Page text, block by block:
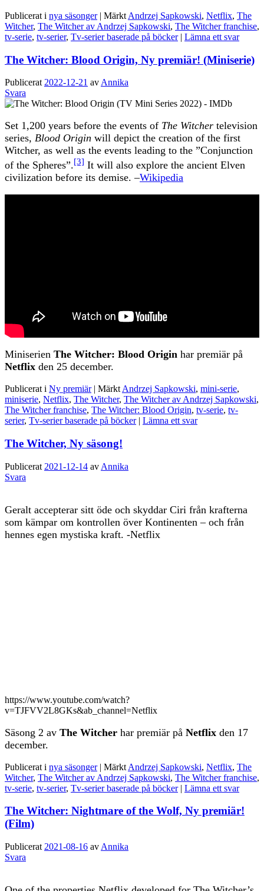
Publicerat i nya säsonger | Märkt Andrzej Sapkowski, Netflix, The
Witcher, The Witcher av Andrzej Sapkowski, The Witcher franchise,
tv-serie, tv-serier, Tv-serier baserade på böcker | Lämna ett svar
The Witcher: Blood Origin, Ny premiär! (Miniserie)
Publicerat 2022-12-21 av Annika
Svara
Set 1,200 years before the events of The Witcher television
series, Blood Origin will depict the creation of the first
Witcher, as well as the events leading to the ”Conjunction
of the Spheres”.[3] It will also explore the ancient Elven
civilization before its demise. –Wikipedia
Miniserien The Witcher: Blood Origin har premiär på
Netflix den 25 december.
Publicerat i Ny premiär | Märkt Andrzej Sapkowski, mini-serie,
miniserie, Netflix, The Witcher, The Witcher av Andrzej Sapkowski,
The Witcher franchise, The Witcher: Blood Origin, tv-serie, tv-
serier, Tv-serier baserade på böcker | Lämna ett svar
The Witcher, Ny säsong!
Publicerat 2021-12-14 av Annika
Svara
Geralt accepterar sitt öde och skyddar Ciri från krafterna
som kämpar om kontrollen över Kontinenten – och från
hennes egen mystiska kraft. -Netflix
https://www.youtube.com/watch?
v=TJFVV2L8GKs&ab_channel=Netflix
Säsong 2 av The Witcher har premiär på Netflix den 17
december.
Publicerat i nya säsonger | Märkt Andrzej Sapkowski, Netflix, The
Witcher, The Witcher av Andrzej Sapkowski, The Witcher franchise,
tv-serie, tv-serier, Tv-serier baserade på böcker | Lämna ett svar
The Witcher: Nightmare of the Wolf, Ny premiär!
(Film)
Publicerat 2021-08-16 av Annika
Svara